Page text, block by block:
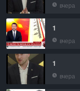
вчера
1
вчера
1
вчера